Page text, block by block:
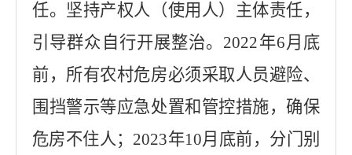
任。坚持产权人（使用人）主体责任，
引导群众自行开展整治。 2022年6月底
前，所有农村危房必须采取人员避险、
围挡警示等应急处置和管控措施，确保
危房不住人； 2023年10月底前，分门别